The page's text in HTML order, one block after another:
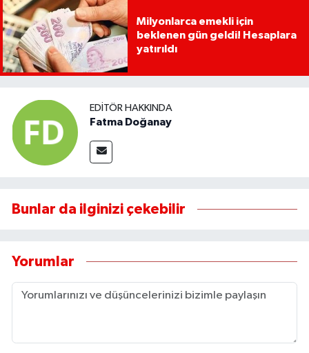
Milyonlarca emekli için
beklenen gün geldi! Hesaplara
yatırıldı
EDITÖR HAKKINDA
Fatma Doğanay
Bunlar da ilginizi çekebilir
Yorumlar